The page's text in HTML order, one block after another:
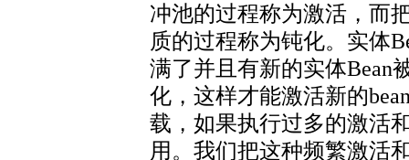
冲池的过程称为激活，而
质的过程称为钝化。实体
满了并且有新的实体Bean
化，这样才能激活新的
载，如果执行过多的激活
用。我们把这种频繁激活